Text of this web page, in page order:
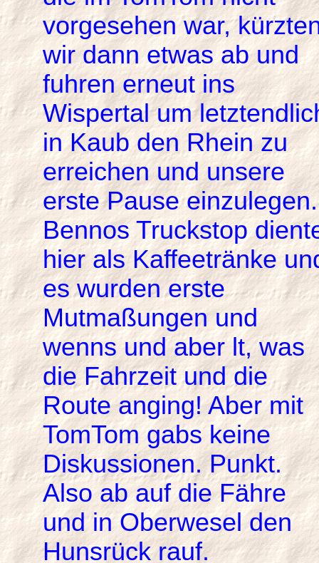
vorgesehen war,
wir dann etwas ab und
fuhren erneut ins
Wispertal um
in Kaub den Rhein zu
erreichen und unsere
erste Pause einzulegen.
Bennos Truckstop
hier als Kaffeetränke
es wurden erste
Mutmaßungen und
wenns und aber lt, was
die Fahrzeit und die
Route anging! Aber mit
TomTom gabs keine
Diskussionen. Punkt.
Also ab auf die Fähre
und in Oberwesel den
Hunsrück rauf.